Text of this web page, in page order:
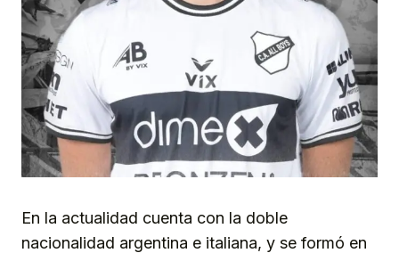
En la actualidad cuenta con la doble
nacionalidad argentina e italiana, y se formó en